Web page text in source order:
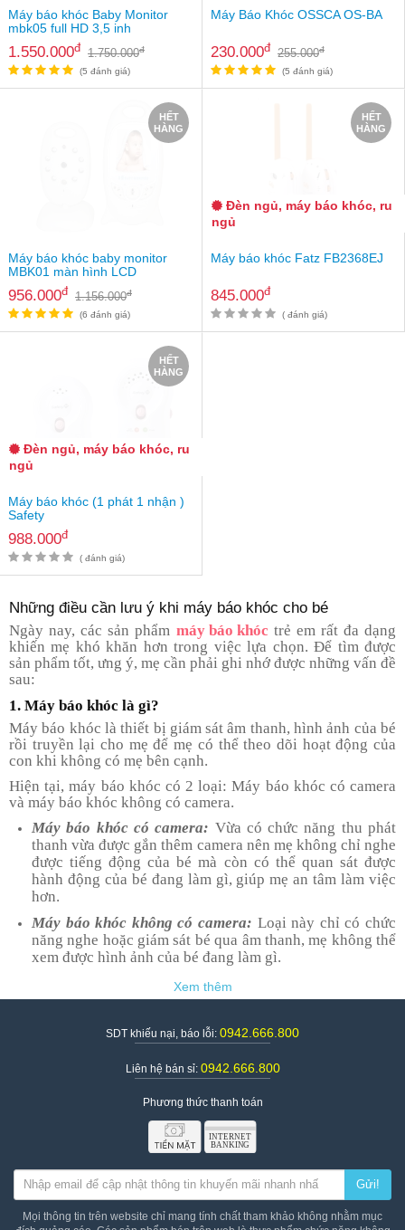
Máy báo khóc Baby Monitor
mbk05 full HD 3,5 inh
1.550.000đ 1.750.000đ
(5 đánh giá)
Máy Báo Khóc OSSCA OS-BA
230.000đ 255.000đ
(5 đánh giá)
Máy báo khóc baby monitor
MBK01 màn hình LCD
956.000đ 1.156.000đ
(6 đánh giá)
HẾT
HÀNG
Máy báo khóc Fatz FB2368EJ
845.000đ
( đánh giá)
HẾT
HÀNG
Đèn ngủ, máy báo khóc, ru
ngủ
Máy báo khóc (1 phát 1 nhận )
Safety
988.000đ
( đánh giá)
HẾT
HÀNG
Đèn ngủ, máy báo khóc, ru
ngủ
Những điều cần lưu ý khi máy báo khóc cho bé
Ngày nay, các sản phẩm máy báo khóc trẻ em rất đa dạng
khiến mẹ khó khăn hơn trong việc lựa chọn. Để tìm được
sản phẩm tốt, ưng ý, mẹ cần phải ghi nhớ được những vấn đề
sau:
1. Máy báo khóc là gì?
Máy báo khóc là thiết bị giám sát âm thanh, hình ảnh của bé
rồi truyền lại cho mẹ để mẹ có thể theo dõi hoạt động của
con khi không có mẹ bên cạnh.
Hiện tại, máy báo khóc có 2 loại: Máy báo khóc có camera
và máy báo khóc không có camera.
Máy báo khóc có camera: Vừa có chức năng thu phát
thanh vừa được gắn thêm camera nên mẹ không chỉ nghe
được tiếng động của bé mà còn có thể quan sát được
hành động của bé đang làm gì, giúp mẹ an tâm làm việc
hơn.
Máy báo khóc không có camera: Loại này chỉ có chức
năng nghe hoặc giám sát bé qua âm thanh, mẹ không thể
xem được hình ảnh của bé đang làm gì.
2. Công dụng của máy báo khóc
nhiều hơn. Đặc biệt, đối với trẻ sơ sinh, máy báo khóc
tạo cho trẻ sự an toàn hơn khi không có mẹ ở bên.
phải lo lắng gì nhiều đến bé. Khi nào có dấu hiệu bất
thường thì mẹ sẽ đến và can thiệp ngay.
Trường hợp mẹ đi làm sau sinh, nhờ ông bà chăm, máy
báo khóc giúp ông bà chăm sóc cháu đỡ vất vả hơn.
Chẳng hạn: Ông bà lớn tuổi, bé ở cách xa, cháu khóc ông
bà có thể ông bà không biết. Khi trang bị máy báo khóc,
ông bà dễ dàng nhận thấy hơn, mẹ yên tâm đi làm.
Loại máy báo khóc có camera còn giúp mẹ quan sát và
SDT khiếu nại, báo lỗi: 0942.666.800
Liên hệ bán sỉ: 0942.666.800
Phương thức thanh toán
Gửi!
Mọi thông tin trên website chỉ mang tính chất tham khảo không nhằm mục